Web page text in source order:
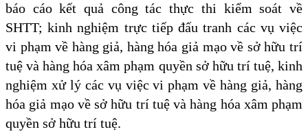
báo cáo kết quả công tác thực thi kiểm soát về
SHTT; kinh nghiệm trực tiếp đấu tranh các vụ việc
vi phạm về hàng giả, hàng hóa giả mạo về sở hữu trí
tuệ và hàng hóa xâm phạm quyền sở hữu trí tuệ, kinh
nghiệm xử lý các vụ việc vi phạm về hàng giả, hàng
hóa giả mạo về sở hữu trí tuệ và hàng hóa xâm phạm
quyền sở hữu trí tuệ.